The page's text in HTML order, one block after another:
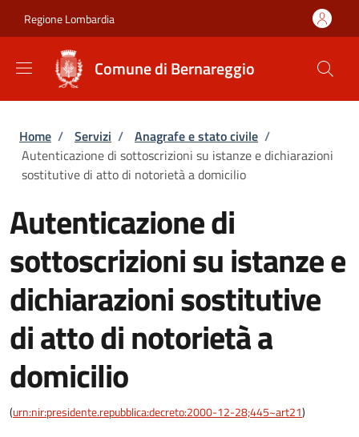
Regione Lombardia
Comune di Bernareggio
Briciole di pane
Home / Servizi / Anagrafe e stato civile /
Autenticazione di sottoscrizioni su istanze e dichiarazioni
sostitutive di atto di notorietà a domicilio
Autenticazione di
sottoscrizioni su istanze e
dichiarazioni sostitutive
di atto di notorietà a
domicilio
(urn:nir:presidente.repubblica:decreto:2000-12-28;445~art21)